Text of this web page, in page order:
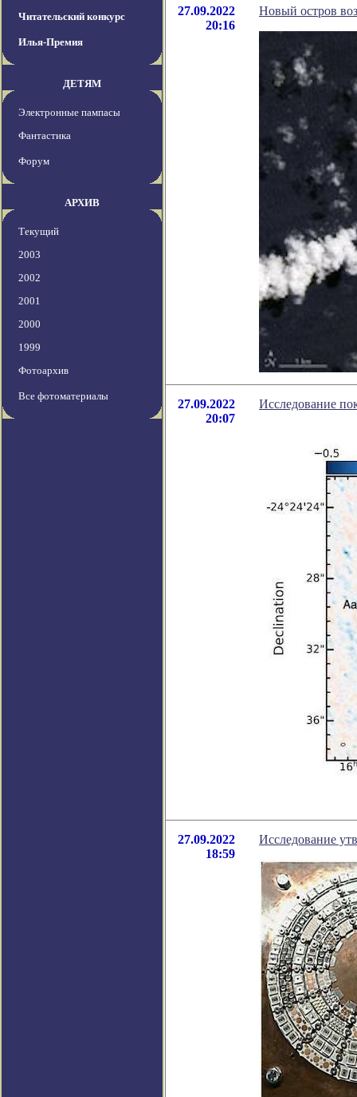
Читательский конкурс
Илья-Премия
ДЕТЯМ
Электронные пампасы
Фантастика
Форум
АРХИВ
Текущий
2003
2002
2001
2000
1999
Фотоархив
Все фотоматериалы
27.09.2022
20:16
Новый остров
27.09.2022
20:07
Исследование
27.09.2022
18:59
Исследование